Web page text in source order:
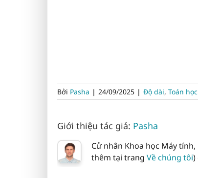
Bởi Pasha | 24/09/2025 | Độ dài, Toán học
Giới thiệu tác giả: Pasha
Cử nhân Khoa học Máy
thêm tại trang Về chúng tôi)